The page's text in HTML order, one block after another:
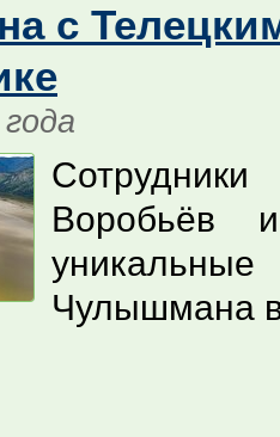
с
Воробьёв
Чулышмана в